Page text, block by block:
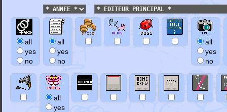
all
yes
no
all
yes
no
all
yes
no
all
yes